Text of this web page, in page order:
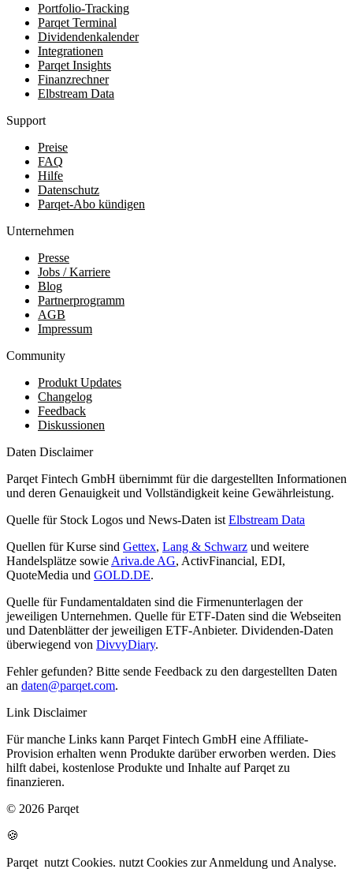
Portfolio-Tracking
Parqet Terminal
Dividendenkalender
Integrationen
Parqet Insights
Finanzrechner
Elbstream Data
Support
Preise
FAQ
Hilfe
Datenschutz
Parqet-Abo kündigen
Unternehmen
Presse
Jobs / Karriere
Blog
Partnerprogramm
AGB
Impressum
Community
Produkt Updates
Changelog
Feedback
Diskussionen
Daten Disclaimer
Parqet Fintech GmbH übernimmt für die dargestellten Informationen
und deren Genauigkeit und Vollständigkeit keine Gewährleistung.
Quelle für Stock Logos und News-Daten ist Elbstream Data
Quellen für Kurse sind Gettex, Lang & Schwarz und weitere
Handelsplätze sowie Ariva.de AG, ActivFinancial, EDI,
QuoteMedia und GOLD.DE.
Quelle für Fundamentaldaten sind die Firmenunterlagen der
jeweiligen Unternehmen. Quelle für ETF-Daten sind die Webseiten
und Datenblätter der jeweiligen ETF-Anbieter. Dividenden-Daten
überwiegend von DivvyDiary.
Fehler gefunden? Bitte sende Feedback zu den dargestellten Daten
an daten@parqet.com.
Link Disclaimer
Für manche Links kann Parqet Fintech GmbH eine Affiliate-
Provision erhalten wenn Produkte darüber erworben werden. Dies
hilft dabei, kostenlose Produkte und Inhalte auf Parqet zu
finanzieren.
© 2026 Parqet
🍪
Parqet nutzt Cookies. nutzt Cookies zur Anmeldung und Analyse.